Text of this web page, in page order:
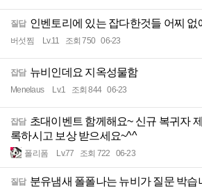
질답 인벤토리에 있는 잡다한것들 어찌 없
버섯찜 Lv.11 조회 750 06-23
잡담 뉴비인데요 지옥성물함
Menelaus Lv.1 조회 844 06-23
잡담 초대이벤트 함께해요~ 신규 복귀자
록하시고 보상 받으세요~^^
폴리폼 Lv.77 조회 722 06-23
질답 분유냄새 폴폴나는 뉴비가 질문 박습